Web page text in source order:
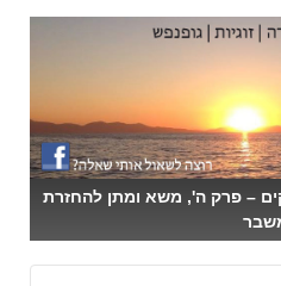
– פרק ה', משא ומתן להחזרת